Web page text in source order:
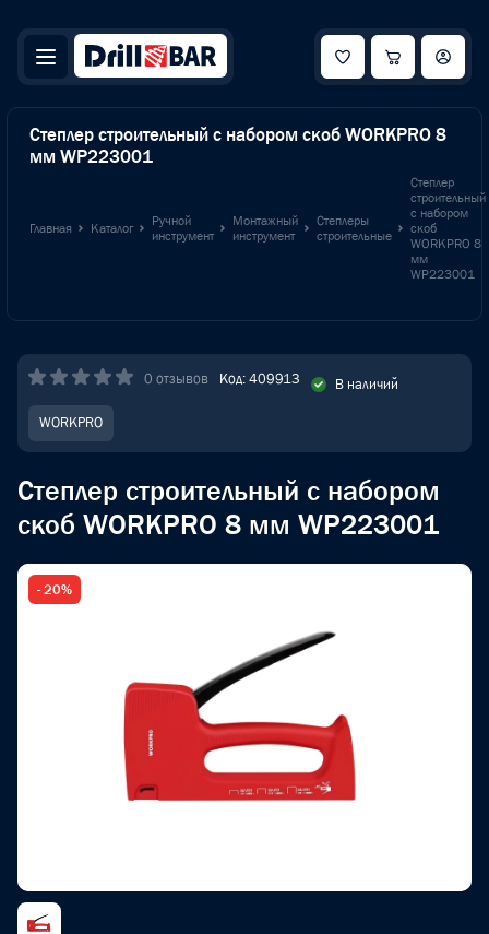
Степлер строительный с набором скоб WORKPRO 8
мм WP223001
Главная Каталог
Ручной
инструмент
Монтажный
инструмент
Степлеры
строительные
Степлер
строительный
с набором
скоб
WORKPRO 8
мм
WP223001
0 отзывов Код: 409913 В наличий
WORKPRO
Степлер строительный с набором
скоб WORKPRO 8 мм WP223001
- 20%